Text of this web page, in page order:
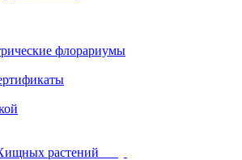
флорариумы
растений